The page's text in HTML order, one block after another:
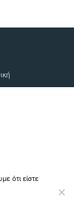
ότι είστε